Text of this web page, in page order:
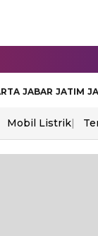
JABAR JATIM
Mobil Listrik